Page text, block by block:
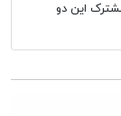
این دو